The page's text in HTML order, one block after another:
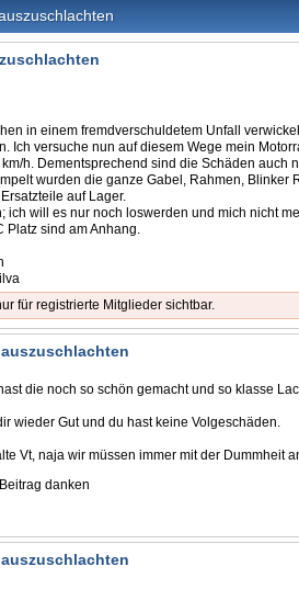
in einem fremdverschuldetem Unfall
Ich versuche nun auf diesem Wege mein
h. Dementsprechend sind die Schäden auch
wurden die ganze Gabel, Rahmen,
auf Lager.
ich will es nur noch loswerden und mich nicht
Platz sind am Anhang.
für registrierte Mitglieder sichtbar.
die noch so schön gemacht und so klasse
wieder Gut und du hast keine Volgeschäden.
Vt, naja wir müssen immer mit der Dummheit
danken